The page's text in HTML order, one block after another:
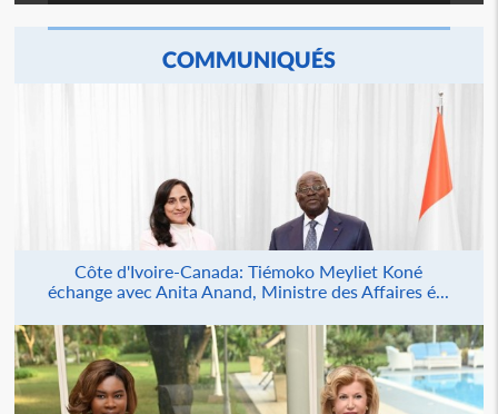
COMMUNIQUÉS
Côte d'Ivoire-Canada: Tiémoko Meyliet Koné
échange avec Anita Anand, Ministre des Affaires é...